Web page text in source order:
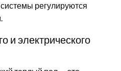
регулируются
и электрического